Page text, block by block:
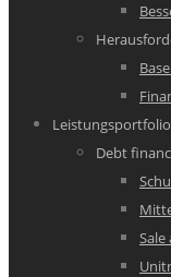
Leistungsportfolio
Debt
Sale